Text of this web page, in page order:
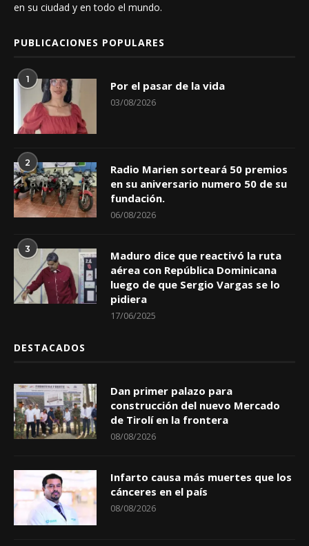
en su ciudad y en todo el mundo.
PUBLICACIONES POPULARES
1 Por el pasar de la vida
03/08/2026
2
Radio Marien sorteará 50 premios
en su aniversario numero 50 de su
fundación.
06/08/2026
3
Maduro dice que reactivó la ruta
aérea con República Dominicana
luego de que Sergio Vargas se lo
pidiera
17/06/2025
DESTACADOS
Dan primer palazo para
construcción del nuevo Mercado
de Tirolí en la frontera
08/08/2026
Infarto causa más muertes que los
cánceres en el país
08/08/2026